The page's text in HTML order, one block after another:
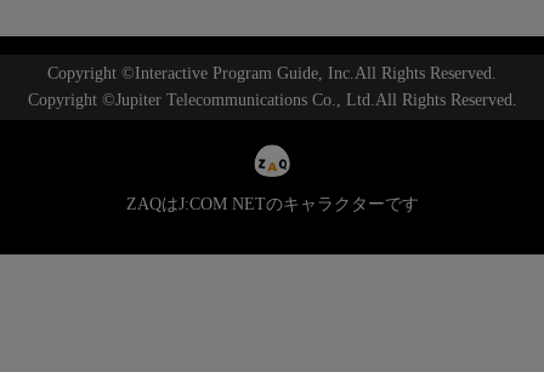
Copyright ©Interactive Program Guide, Inc.All Rights Reserved.
Copyright ©Jupiter Telecommunications Co., Ltd.All Rights Reserved.
ZAQはJ:COM NETのキャラクターです